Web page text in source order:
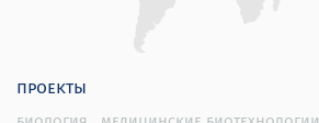
проекты